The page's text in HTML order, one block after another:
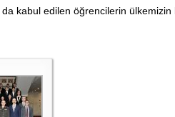
kabul edilen öğrencilerin ülkemizin